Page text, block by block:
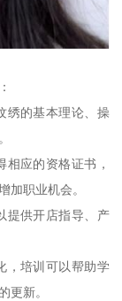
绣的基本理论、操
应的资格证书，
加职业机会。
提供开店指导、产
，培训可以帮助学
更新。